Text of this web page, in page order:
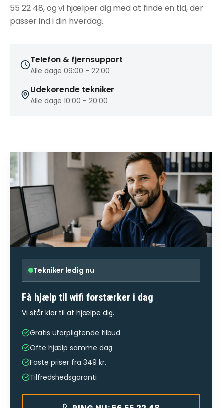
55 22 48, og vi hjælper dig med at finde en tid, der
passer ind i din hverdag.
Telefon & fjernsupport
Alle dage 09:00 - 22:00
Udekørende tekniker
Alle dage 10:00 - 20:00
Tekniker ledig nu
Få hjælp til wifi forstærker i dag
Vi står klar til at hjælpe dig.
Gratis uforpligtende tilbud
Ofte hjælp samme dag
Faste priser fra 349 kr.
Tilfredshedsgaranti